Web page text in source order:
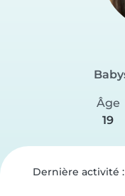
Âge
19
Dernière activité :